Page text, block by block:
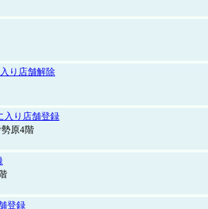
り店舗解除
入り店舗登録
原4階
登録